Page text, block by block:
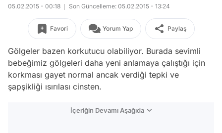
05.02.2015 - 00:18 Son Güncelleme: 05.02.2015 - 13:24
Favori Yorum Yap Paylaş
Gölgeler bazen korkutucu olabiliyor. Burada sevimli
bebeğimiz gölgeleri daha yeni anlamaya çalıştığı için
korkması gayet normal ancak verdiği tepki ve
şapşikliği ısırılası cinsten.
İçeriğin Devamı Aşağıda